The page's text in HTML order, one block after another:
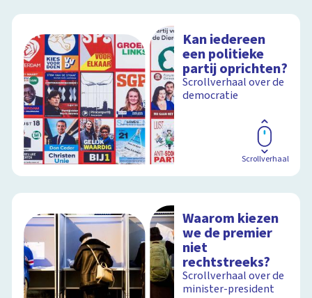
Kan iedereen
een politieke
partij oprichten?
Scrollverhaal over de
democratie
Scrollverhaal
Waarom kiezen
we de premier
niet
rechtstreeks?
Scrollverhaal over de
minister-president